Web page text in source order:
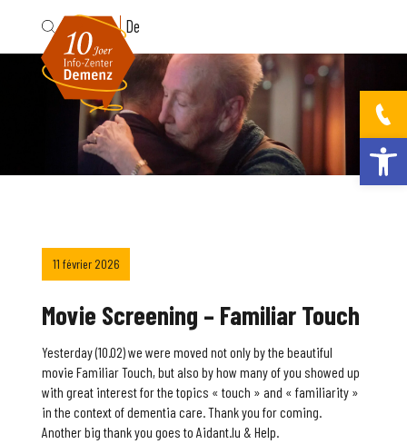
Ouvrir la
Fr De
11 février 2026
Movie Screening – Familiar Touch
Yesterday (10.02) we were moved not only by the beautiful
movie Familiar Touch, but also by how many of you showed up
with great interest for the topics « touch » and « familiarity »
in the context of dementia care. Thank you for coming.
Another big thank you goes to Aidant.lu & Help.